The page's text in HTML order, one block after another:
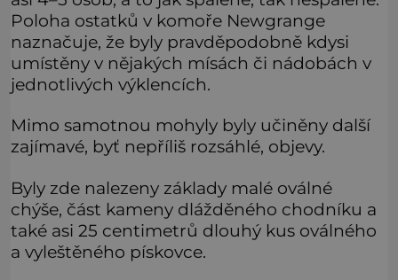
Poloha ostatků v komoře Newgrange
naznačuje, že byly pravděpodobně kdysi
umístěny v nějakých mísách či nádobách v
jednotlivých výklencích.
Mimo samotnou mohyly byly učiněny další
zajímavé, byť nepříliš rozsáhlé, objevy.
Byly zde nalezeny základy malé oválné
chýše, část kameny dlážděného chodníku a
také asi 25 centimetrů dlouhý kus oválného
a vyleštěného pískovce.